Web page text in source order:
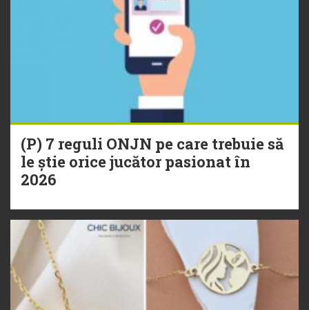
(P) 7 reguli ONJN pe care trebuie să
le știe orice jucător pasionat în
2026